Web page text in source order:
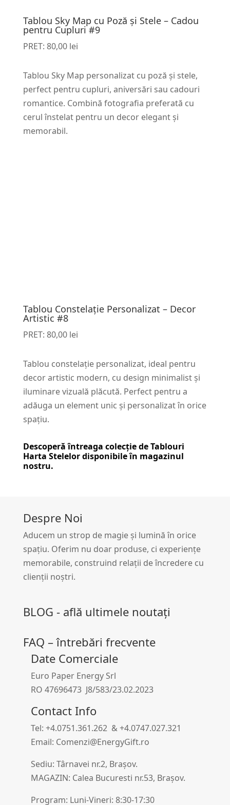
Tablou Sky Map cu Poză și Stele – Cadou
pentru Cupluri #9
PRET: 80,00 lei
Tablou Sky Map personalizat cu poză și stele,
perfect pentru cupluri, aniversări sau cadouri
romantice. Combină fotografia preferată cu
cerul înstelat pentru un decor elegant și
memorabil.
Tablou Constelație Personalizat – Decor
Artistic #8
PRET: 80,00 lei
Tablou constelație personalizat, ideal pentru
decor artistic modern, cu design minimalist și
iluminare vizuală plăcută. Perfect pentru a
adăuga un element unic și personalizat în orice
spațiu.
Descoperă întreaga colecție deTablouri
Harta Stelelordisponibile în magazinul
nostru.
Despre Noi
Aducem un strop de magie și lumină în orice
spațiu. Oferim nu doar produse, ci experiențe
memorabile, construind relații de încredere cu
clienții noștri.
BLOG - află ultimele noutați
FAQ – întrebări frecvente
Date Comerciale
Euro Paper Energy Srl
RO 47696473 J8/583/23.02.2023
Contact Info
Tel: +4.0751.361.262 & +4.0747.027.321
Email: Comenzi@EnergyGift.ro
Sediu: Târnavei nr.2, Brașov.
MAGAZIN: Calea Bucuresti nr.53, Brașov.
Program: Luni-Vineri: 8:30-17:30